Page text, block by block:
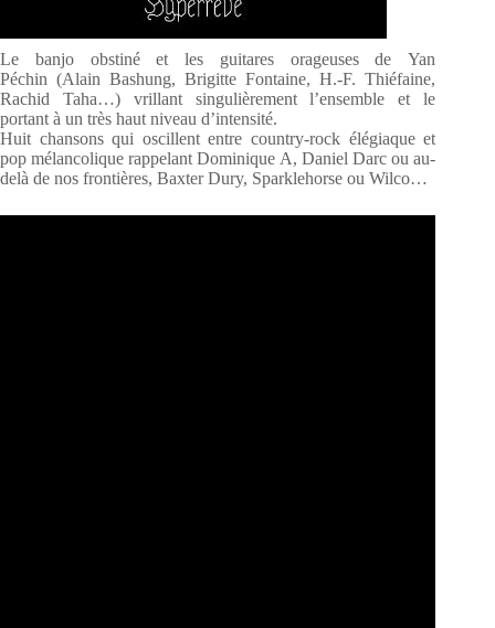
Le banjo obstiné et les guitares orageuses de Yan
Péchin (Alain Bashung, Brigitte Fontaine, H.-F. Thiéfaine,
Rachid Taha…) vrillant singulièrement l’ensemble et le
portant à un très haut niveau d’intensité.
Huit chansons qui oscillent entre country-rock élégiaque et
pop mélancolique rappelant Dominique A, Daniel Darc ou au-
delà de nos frontières, Baxter Dury, Sparklehorse ou Wilco…